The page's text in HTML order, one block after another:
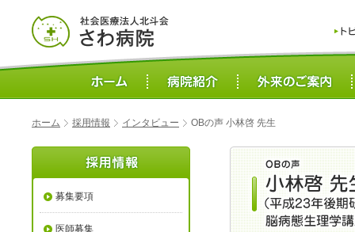
ホーム 採用情報 インタビュー OBの声 小林啓 先生
募集要項
医師募集